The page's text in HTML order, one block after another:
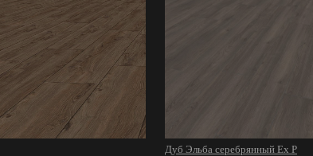
Дуб Эльба серебрянный Ex P